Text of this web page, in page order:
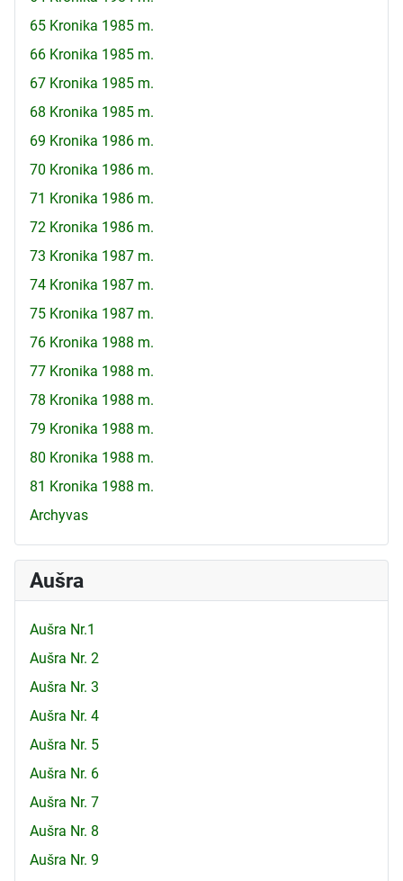
65 Kronika 1985 m.
66 Kronika 1985 m.
67 Kronika 1985 m.
68 Kronika 1985 m.
69 Kronika 1986 m.
70 Kronika 1986 m.
71 Kronika 1986 m.
72 Kronika 1986 m.
73 Kronika 1987 m.
74 Kronika 1987 m.
75 Kronika 1987 m.
76 Kronika 1988 m.
77 Kronika 1988 m.
78 Kronika 1988 m.
79 Kronika 1988 m.
80 Kronika 1988 m.
81 Kronika 1988 m.
Archyvas
Aušra
Aušra Nr.1
Aušra Nr. 2
Aušra Nr. 3
Aušra Nr. 4
Aušra Nr. 5
Aušra Nr. 6
Aušra Nr. 7
Aušra Nr. 8
Aušra Nr. 9